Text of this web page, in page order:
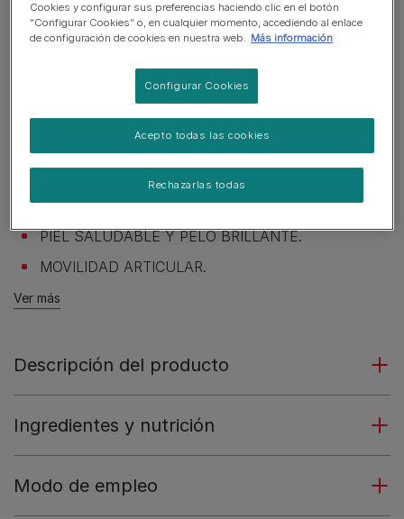
Sin reseñas aún
Tamaños disponibles: 14Kg
Ayuda a tu perro a vivir saludable y feliz.
NUTRICIÓN ADAPTADA.
CORAZÓN SALUDABLE.
PIEL SALUDABLE Y PELO BRILLANTE.
MOVILIDAD ARTICULAR.
Ver más
Descripción del producto
Ingredientes y nutrición
Modo de empleo
Cookies y configurar sus preferencias haciendo clic en el botón
“Configurar Cookies” o, en cualquier momento, accediendo al enlace
de configuración de cookies en nuestra web. Más información
Configurar Cookies
Rechazarlas todas
Acepto todas las cookies